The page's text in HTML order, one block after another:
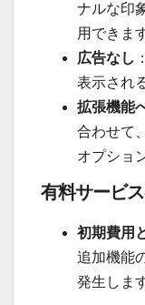
ナルな印
用できま
広告なし
表示され
拡張機能
合わせて
オプショ
有料サービ
初期費用
追加機能
発生しま